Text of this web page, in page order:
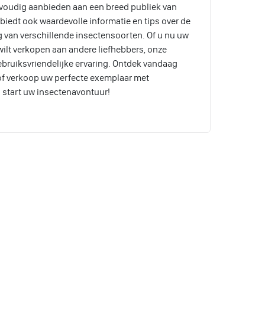
aanbieden aan een breed publiek van
ook waardevolle informatie en tips over de
verschillende insectensoorten. Of u nu uw
verkopen aan andere liefhebbers, onze
ervaring. Ontdek vandaag
verkoop uw perfecte exemplaar met
start uw insectenavontuur!